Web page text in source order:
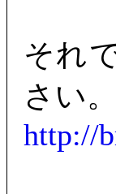
それ
さい。
http://